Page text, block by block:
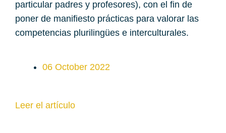
particular padres y profesores), con el fin de
poner de manifiesto prácticas para valorar las
competencias plurilingües e interculturales.
06 October 2022
Leer el artículo